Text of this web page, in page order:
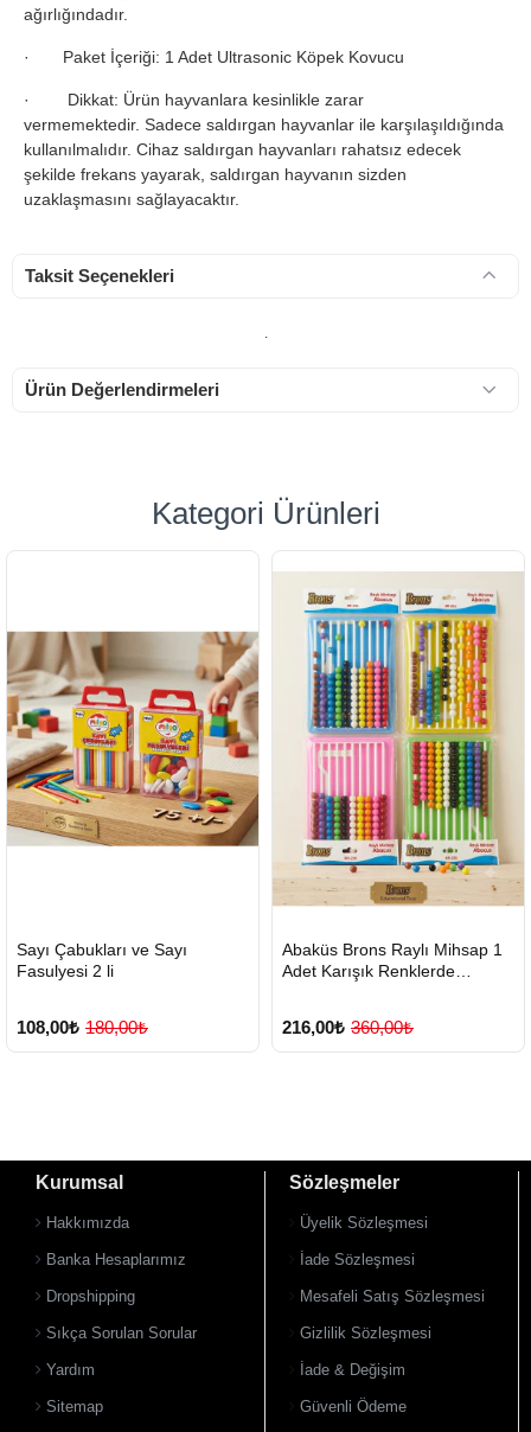
ağırlığındadır.
· Paket İçeriği: 1 Adet Ultrasonic Köpek Kovucu
· Dikkat: Ürün hayvanlara kesinlikle zarar
vermemektedir. Sadece saldırgan hayvanlar ile karşılaşıldığında
kullanılmalıdır. Cihaz saldırgan hayvanları rahatsız edecek
şekilde frekans yayarak, saldırgan hayvanın sizden
uzaklaşmasını sağlayacaktır.
Taksit Seçenekleri
.
Ürün Değerlendirmeleri
Kategori Ürünleri
TESLİMAT
Sayı Çabukları ve Sayı
Fasulyesi 2 li
108,00₺ 180,00₺
TESLİMAT
Abaküs Brons Raylı Mihsap 1
Adet Karışık Renklerde
216,00₺ 360,00₺
Kurumsal
Hakkımızda
Banka Hesaplarımız
Dropshipping
Sıkça Sorulan Sorular
Yardım
Sitemap
Sözleşmeler
Üyelik Sözleşmesi
İade Sözleşmesi
Mesafeli Satış Sözleşmesi
Gizlilik Sözleşmesi
İade & Değişim
Güvenli Ödeme